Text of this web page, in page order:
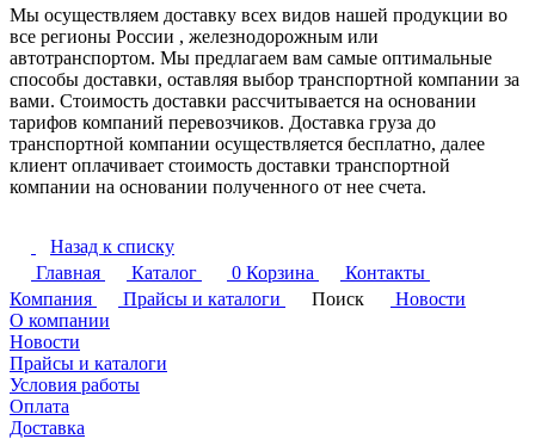
Мы осуществляем доставку всех видов нашей продукции во
все регионы России , железнодорожным или
автотранспортом. Мы предлагаем вам самые оптимальные
способы доставки, оставляя выбор транспортной компании за
вами. Стоимость доставки рассчитывается на основании
тарифов компаний перевозчиков. Доставка груза до
транспортной компании осуществляется бесплатно, далее
клиент оплачивает стоимость доставки транспортной
компании на основании полученного от нее счета.
Назад к списку
Главная
Каталог 0 Корзина
Контакты
Компания
Прайсы и каталоги Поиск
Новости
О компании
Новости
Прайсы и каталоги
Условия работы
Оплата
Доставка